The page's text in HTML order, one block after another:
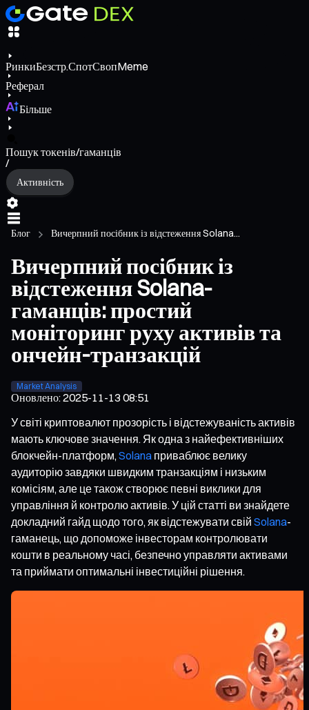
РинкиБезстр.СпотСвопMeme
Реферал
Більше
Пошук токенів/гаманців
/
Активність
Блог Вичерпний посібник із відстеження Solana...
Вичерпний посібник із
відстеження Solana-
гаманців: простий
моніторинг руху активів та
ончейн-транзакцій
Market Analysis
Оновлено:2025-11-13 08:51
У світі криптовалют прозорість і відстежуваність активів
мають ключове значення. Як одна з найефективніших
блокчейн-платформ, Solana приваблює велику
аудиторію завдяки швидким транзакціям і низьким
комісіям, але це також створює певні виклики для
управління й контролю активів. У цій статті ви знайдете
докладний гайд щодо того, як відстежувати свій Solana-
гаманець, що допоможе інвесторам контролювати
кошти в реальному часі, безпечно управляти активами
та приймати оптимальні інвестиційні рішення.